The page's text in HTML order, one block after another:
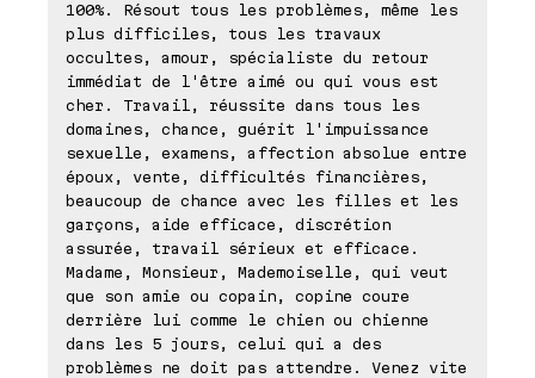
100%. Résout tous les problèmes, même les
plus difficiles, tous les travaux
occultes, amour, spécialiste du retour
immédiat de l'être aimé ou qui vous est
cher. Travail, réussite dans tous les
domaines, chance, guérit l'impuissance
sexuelle, examens, affection absolue entre
époux, vente, difficultés financières,
beaucoup de chance avec les filles et les
garçons, aide efficace, discrétion
assurée, travail sérieux et efficace.
Madame, Monsieur, Mademoiselle, qui veut
que son amie ou copain, copine coure
derrière lui comme le chien ou chienne
dans les 5 jours, celui qui a des
problèmes ne doit pas attendre. Venez vite